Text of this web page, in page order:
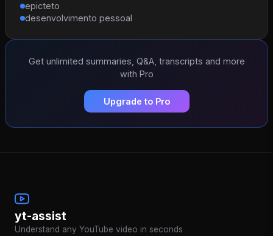
epicteto
desenvolvimento pessoal
Get unlimited summaries, Q&A, transcripts and more
with Pro
Upgrade to Pro
yt-assist
Understand any YouTube video in seconds